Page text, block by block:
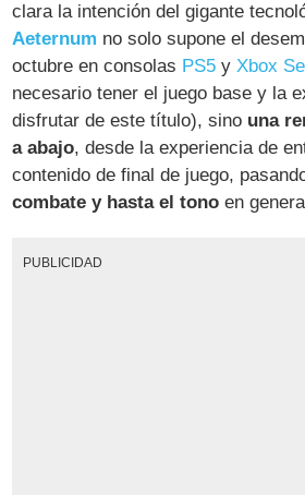
clara la intención del gigante
Aeternum no solo supone el
octubre en consolas PS5 yXbox
necesario tener el juego base y la
disfrutar de este título), sino una
a abajo, desde la experiencia de
contenido de final de juego,
combate y hasta el tono en
PUBLICIDAD